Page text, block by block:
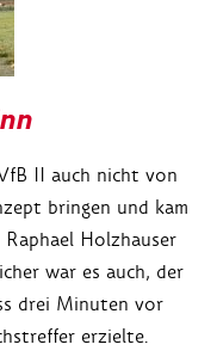
II auch nicht von
bringen und kam
Holzhauser
war es auch, der
drei Minuten vor
erzielte.